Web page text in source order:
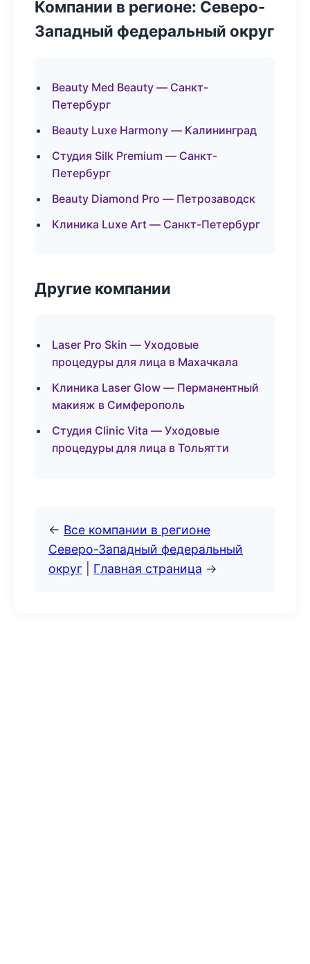
Компании в регионе: Северо-
Западный федеральный округ
Beauty Med Beauty — Санкт-
Петербург
Beauty Luxe Harmony — Калининград
Студия Silk Premium — Санкт-
Петербург
Beauty Diamond Pro — Петрозаводск
Клиника Luxe Art — Санкт-Петербург
Другие компании
Laser Pro Skin — Уходовые
процедуры для лица в Махачкала
Клиника Laser Glow — Перманентный
макияж в Симферополь
Студия Clinic Vita — Уходовые
процедуры для лица в Тольятти
← Все компании в регионе
Северо-Западный федеральный
округ
Главная страница →